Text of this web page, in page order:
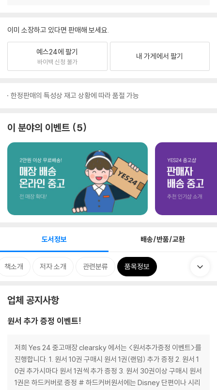
이미 소장하고 있다면 판매해 보세요.
예스24에 팔기
바이백 신청 불가
내 가게에서 팔기
한정판매의 특성상 재고 상황에 따라 품절 가능
이 분야의 이벤트 5
도서정보 배송/반품/교환
책소개 저자 소개 관련분류 품목정보
업체 공지사항
원서 추가 증정 이벤트!
저희 Yes 24 중고매장 clearsky 에서는 <원서추가증정 이벤트>를
진행합니다. 1. 원서 10권 구매시 원서 1권(랜덤) 추가 증정 2. 원서 1
0권 추가시마다 원서 1권씩 추가 증정 3. 원서 30권이상 구매시 원서
1권은 하드커버로 증정 # 하드커버원서에는 Disney 단편이나 시리